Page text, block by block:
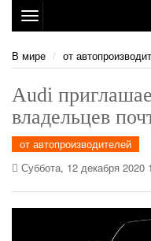
Toggle
navigation
В мире
от
Audi
владельцев
от автопроизводителей
Суббота, 12 декабря 2020